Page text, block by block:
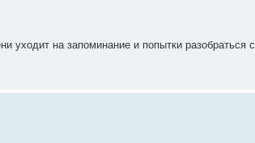
уходит на запоминание и попытки разобраться с